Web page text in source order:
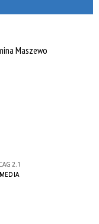
Maszewo
2.1